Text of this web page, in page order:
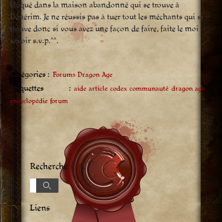
bloqué dans la maison abandonné qui se trouve à
Dénérim. Je ne réussis pas à tuer tout les méchants qui si
trouve donc si vous avez une façon de faire, faite le moi
savoir s.v.p.^^.
Catégories : Forums Dragon Age
Étiquettes : aide article codex communauté dragon age
encyclopédie forum
Recherche
Recherche
Recherche
Liens